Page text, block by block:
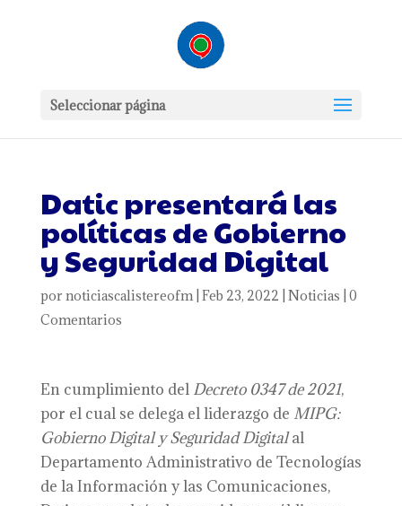
Seleccionar página
Datic presentará las
políticas de Gobierno
y Seguridad Digital
por noticiascalistereofm| Feb 23, 2022 Noticias 0
Comentarios
En cumplimiento del Decreto 0347 de 2021,
por el cual se delega el liderazgo de MIPG:
Gobierno Digital y Seguridad Digitalal
Departamento Administrativo de Tecnologías
de la Información y las Comunicaciones,